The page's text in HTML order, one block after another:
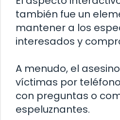
también fue un
mantener a los
interesados y
A menudo, el
víctimas por
con preguntas o
espeluznantes.